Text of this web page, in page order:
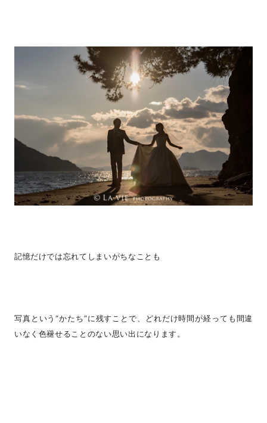
記憶だけでは忘れてしまいがちなことも
写真という“かたち”に残すことで、どれだけ時間が経っても間違
いなく色褪せることのない思い出になります。